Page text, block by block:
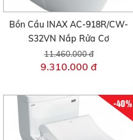
Bồn Cầu INAX AC-918R/CW-
S32VN Nắp Rửa Cơ
11.460.000 đ
9.310.000 đ
-40%